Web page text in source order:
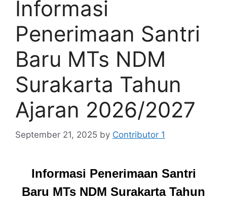
Informasi
Penerimaan Santri
Baru MTs NDM
Surakarta Tahun
Ajaran 2026/2027
September 21, 2025 by Contributor 1
Informasi Penerimaan Santri
Baru MTs NDM Surakarta Tahun